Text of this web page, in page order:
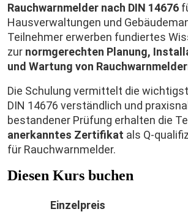
Rauchwarnmelder nach DIN 14676
Hausverwaltungen und
Teilnehmer erwerben fundiertes
zur normgerechten Planung,
und Wartung von
Die Schulung vermittelt die
DIN 14676 verständlich und
bestandener Prüfung erhalten die
anerkanntes Zertifikat als Q-
für Rauchwarnmelder.
Diesen Kurs buchen
Einzelpreis